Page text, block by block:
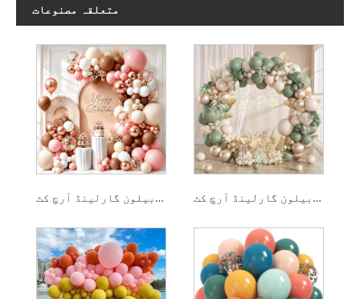
متعلقہ مصنوعات
ڈسٹی روز گولڈ بیلون گارلینڈ آرچ کٹ سیج گرین بوہو بیلون گارلینڈ آرچ کٹ